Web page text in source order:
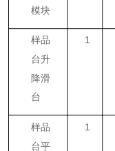
模块
样品
台升
降滑
台
1
样品
台平
1